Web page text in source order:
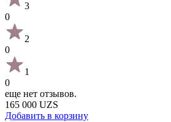
3
0
2
0
1
0
еще нет отзывов.
165 000 UZS
Добавить в корзину